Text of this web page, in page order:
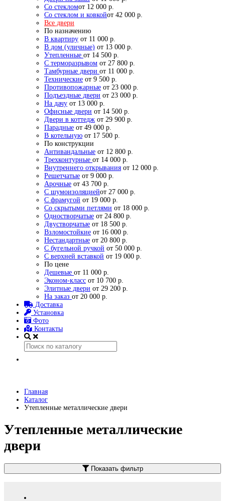
Со стекломот 12 000 р.
Со стеклом и ковкойот 42 000 р.
Все двери
По назначению
В квартиру от 11 000 р.
В дом (уличные) от 13 000 р.
Утепленные от 14 500 р.
С терморазрывом от 27 800 р.
Тамбурные двери от 11 000 р.
Технические от 9 500 р.
Противопожарные от 23 000 р.
Подъездные двери от 23 000 р.
На дачу от 13 000 р.
Офисные двери от 14 500 р.
Двери в коттедж от 29 900 р.
Парадные от 49 000 р.
В котельную от 17 500 р.
По конструкции
Антивандальные от 12 800 р.
Трехконтурные от 14 000 р.
Внутреннего открывания от 12 000 р.
Решетчатые от 9 000 р.
Арочные от 43 700 р.
С шумоизоляциейот 27 000 р.
С фрамугой от 19 000 р.
Со скрытыми петлями от 18 000 р.
Одностворчатые от 24 800 р.
Двустворчатые от 18 500 р.
Взломостойкие от 16 000 р.
Нестандартные от 20 800 р.
С бугельной ручкой от 50 000 р.
С верхней вставкой от 19 000 р.
По цене
Дешевые от 11 000 р.
Эконом-класс от 10 700 р.
Элитные двери от 29 200 р.
На заказ от 20 000 р.
Доставка
Установка
Фото
Контакты
Главная
Каталог
Утепленные металлические двери
Утепленные металлические
двери
Показать фильтр